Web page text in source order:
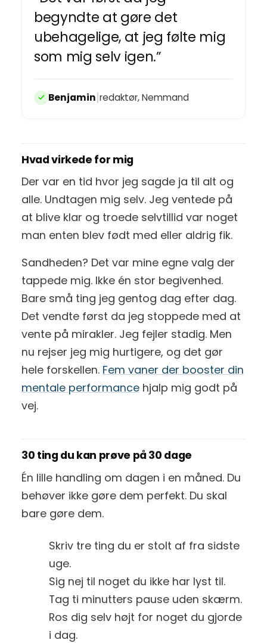
begyndte at gøre det
ubehagelige, at jeg følte mig
som mig selv igen.”
Benjamin|redaktør, Nemmand
Hvad virkede for mig
Der var en tid hvor jeg sagde ja til alt og
alle. Undtagen mig selv. Jeg ventede på
at blive klar og troede selvtillid var noget
man enten blev født med eller aldrig fik.
Sandheden? Det var mine egne valg der
tappede mig. Ikke én stor begivenhed.
Bare små ting jeg gentog dag efter dag.
Det vendte først da jeg stoppede med at
vente på mirakler. Jeg fejler stadig. Men
nu rejser jeg mig hurtigere, og det gør
hele forskellen. Fem vaner der booster din
mentale performance hjalp mig godt på
vej.
30 ting du kan prøve på 30 dage
Én lille handling om dagen i en måned. Du
behøver ikke gøre dem perfekt. Du skal
bare gøre dem.
Skriv tre ting du er stolt af fra sidste
uge.
Sig nej til noget du ikke har lyst til.
Tag ti minutters pause uden skærm.
Ros dig selv højt for noget du gjorde
i dag.